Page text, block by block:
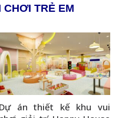
CHƠI TRẺ EM
Dự án thiết kế khu vui